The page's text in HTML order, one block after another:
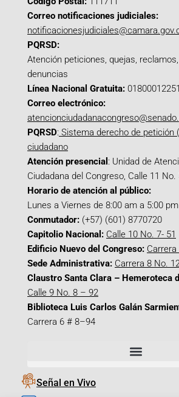
Correo notificaciones judiciales:
PQRSD:
Atención peticiones, quejas,
denuncias
Línea Nacional Gratuita:
Correo electrónico:
PQRSD: Sistema derecho de petición
ciudadano
Atención presencial : Unidad de
Ciudadana del Congreso, Calle 11
Horario de atención al público:
Lunes a Viernes de 8:00 am a 5:00 pm
Conmutador: (+57) (601) 8770720
Capitolio Nacional: Calle 10 No. 7- 51
Edificio Nuevo del Congreso:
Sede Administrativa: Carrera 8 No.
Claustro Santa Clara – Hemeroteca
Calle 9 No. 8 – 92
Biblioteca Luis Carlos Galán
Carrera 6 # 8–94
Señal en Vivo